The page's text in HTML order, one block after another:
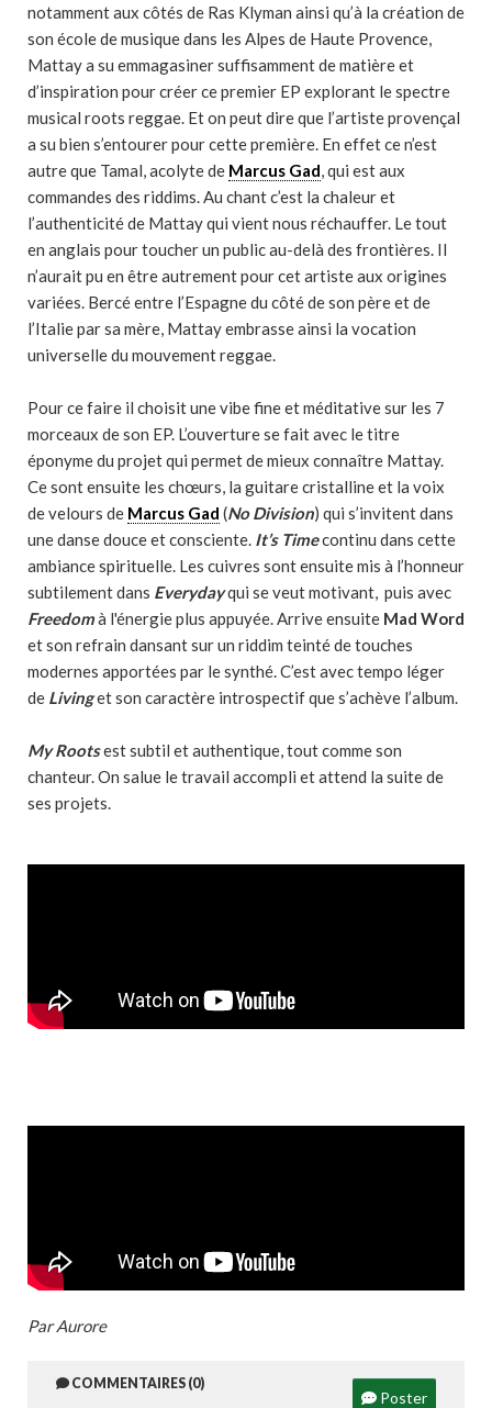
notamment aux côtés de Ras Klyman ainsi qu’à la création de
son école de musique dans les Alpes de Haute Provence,
Mattay a su emmagasiner suffisamment de matière et
d’inspiration pour créer ce premier EP explorant le spectre
musical roots reggae. Et on peut dire que l’artiste provençal
a su bien s’entourer pour cette première. En effet ce n’est
autre que Tamal, acolyte de Marcus Gad, qui est aux
commandes des riddims. Au chant c’est la chaleur et
l’authenticité de Mattay qui vient nous réchauffer. Le tout
en anglais pour toucher un public au-delà des frontières. Il
n’aurait pu en être autrement pour cet artiste aux origines
variées. Bercé entre l’Espagne du côté de son père et de
l’Italie par sa mère, Mattay embrasse ainsi la vocation
universelle du mouvement reggae.
Pour ce faire il choisit une vibe fine et méditative sur les 7
morceaux de son EP. L’ouverture se fait avec le titre
éponyme du projet qui permet de mieux connaître Mattay.
Ce sont ensuite les chœurs, la guitare cristalline et la voix
de velours de Marcus Gad (No Division) qui s’invitent dans
une danse douce et consciente. It’s Timecontinu dans cette
ambiance spirituelle. Les cuivres sont ensuite mis à l’honneur
subtilement dans Everydayqui se veut motivant, puis avec
Freedomà l'énergie plus appuyée. Arrive ensuite Mad Word
et son refrain dansant sur un riddim teinté de touches
modernes apportées par le synthé. C’est avec tempo léger
de Livinget son caractère introspectif que s’achève l’album.
My Rootsest subtil et authentique, tout comme son
chanteur. On salue le travail accompli et attend la suite de
ses projets.
Par Aurore
COMMENTAIRES (0)
Poster